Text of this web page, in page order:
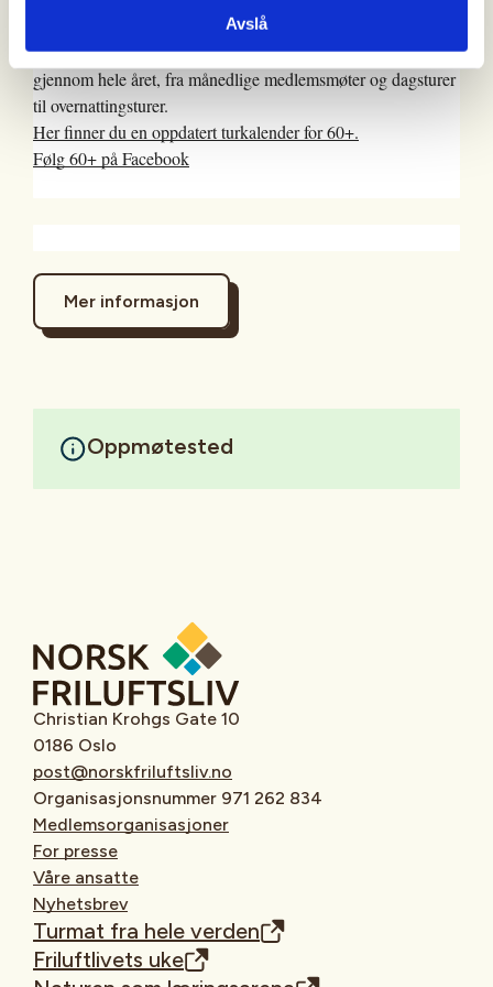
Avslå
60+ er Stavanger Turistforenings seniortilbud. En svært aktiv
gjeng med frivillige ildsjeler arrangerer turer og møter
gjennom hele året, fra månedlige medlemsmøter og dagsturer
til overnattingsturer.
Her finner du en oppdatert turkalender for 60+.
Følg 60+ på Facebook
Mer informasjon
Oppmøtested
Christian Krohgs Gate 10
0186 Oslo
post@norskfriluftsliv.no
Organisasjonsnummer 971 262 834
Medlemsorganisasjoner
For presse
Våre ansatte
Nyhetsbrev
Turmat fra hele verden
Friluftlivets uke